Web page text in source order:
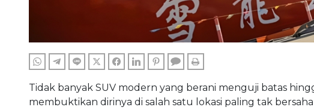
WHATSAPPTELEGRAM
LINE TWITTERFACEBOOKLINKEDINPINTERESTCOMMENTS
Tidak banyak SUV modern yang berani menguji batas
membuktikan dirinya di salah satu lokasi paling tak